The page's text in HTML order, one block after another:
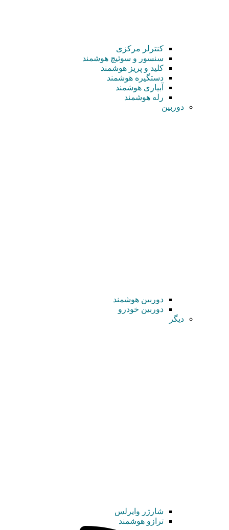
کنترلر مرکزی
سنسور و سوئیچ هوشمند
کلید و پریز هوشمند
دستگیره هوشمند
آبیاری هوشمند
رله هوشمند
دوربین
دوربین هوشمند
دوربین خودرو
دیگر
شارژر وایرلس
ترازو هوشمند